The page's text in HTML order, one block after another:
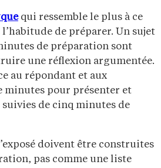
qui ressemble le plus à ce
de préparer. Un sujet
de préparation sont
une réflexion argumentée.
au répondant et aux
minutes pour présenter et
de cinq minutes de
doivent être construites
pas comme une liste